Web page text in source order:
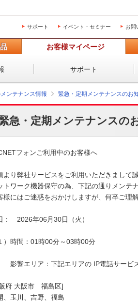
サポート イベント・セミナー お問
お客様マイページ
サポート
ンテナンス情報 緊急・定期メンテナンスのお
急・定期メンテナンスの
フォンご利用中のお客様へ
より弊社サービスをご利用いただきまして
トワーク機器保守の為、下記の通りメンテ
様にはご迷惑をおかけしますが、何卒ご理
：　2026年06月30日（火）
）時間：01時00分～03時00分
エリア：下記エリアの IP電話サービ
府 大阪市　福島区]
、玉川、吉野、福島